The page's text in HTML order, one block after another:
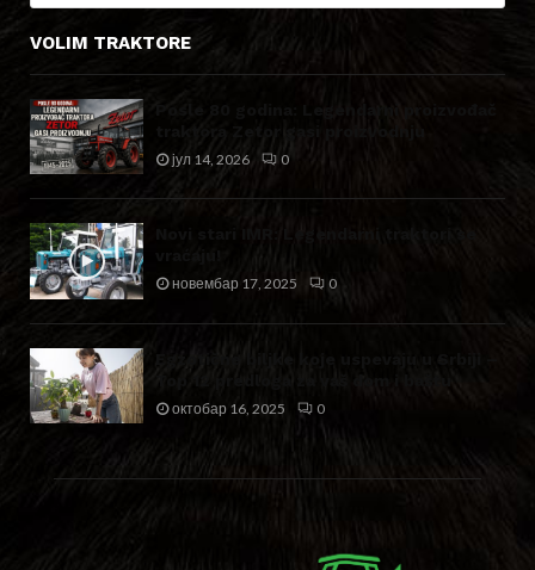
VOLIM TRAKTORE
јул 14, 2026 0
новембар 17, 2025 0
Top 12 predloga za vaš dom i baštu
октобар 16, 2025 0